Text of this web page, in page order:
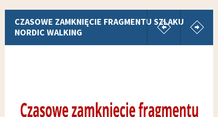
CZASOWE ZAMKNIĘCIE FRAGMENTU SZLAKU
NORDIC WALKING